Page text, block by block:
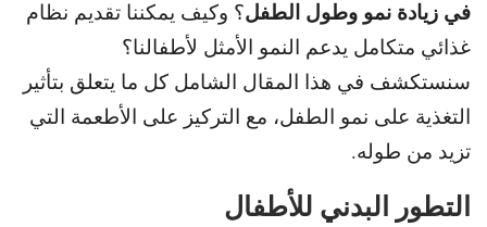
في زيادة نمو وطول الطفل؟ وكيف يمكننا تقديم نظام
غذائي متكامل يدعم النمو الأمثل لأطفالنا؟
سنستكشف في هذا المقال الشامل كل ما يتعلق بتأثير
التغذية على نمو الطفل، مع التركيز على الأطعمة التي
تزيد من طوله.
التطور البدني للأطفال